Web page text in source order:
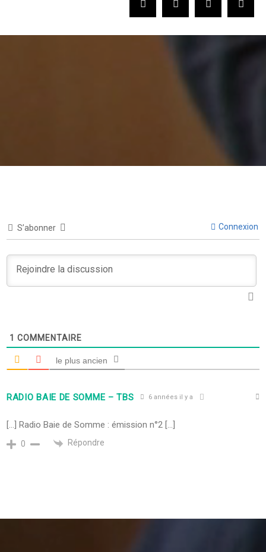
S’abonner Connexion
1 COMMENTAIRE
le plus ancien
RADIO BAIE DE SOMME – TBS 6 années il y a
[…] Radio Baie de Somme : émission n°2 […]
0 Répondre